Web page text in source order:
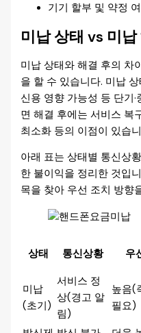
기기 할부 및 약정
미납 상태 vs 미
미납 상태와 해결 후의 차
을 할 수 있습니다. 미납
신용 영향 가능성 등 단기
면 해결 후에는 서비스 복
최소화 등의 이점이 있습
아래 표는 상태별 통신상
한 불이익을 정리한 것입
목을 찾아 우선 조치 방향
상태 통신상황 우
미납
(초기)
서비스 정
상(경고 알
림)
높음(
필요)